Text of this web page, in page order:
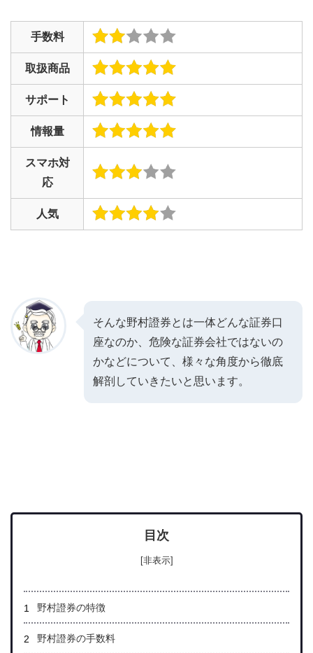
手数料
取扱商品
サポート
情報量
スマホ対
応
人気
そんな野村證券とは一体どんな証券口
座なのか、危険な証券会社ではないの
かなどについて、様々な角度から徹底
解剖していきたいと思います。
目次
[非表示]
野村證券の特徴
野村證券の手数料